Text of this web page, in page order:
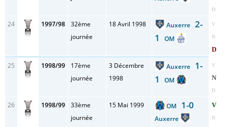
D
24 1997/98
32ème
journée
18 Avril 1998 Auxerre 2-
1
OM
V
N
D
25 1998/99
17ème
journée
3 Décembre
1998
Auxerre 1-
1
OM
V
N
D
26 1998/99
33ème
journée
15 Mai 1999 OM 1-0
Auxerre
V
N